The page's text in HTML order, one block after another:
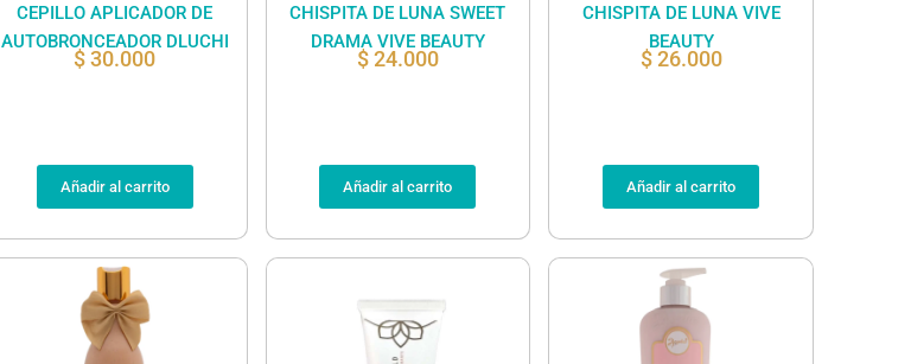
CEPILLO APLICADOR DE
AUTOBRONCEADOR DLUCHI
$30.000
Añadir al carrito
CHISPITA DE LUNA SWEET
DRAMA VIVE BEAUTY
$24.000
Añadir al carrito
CHISPITA DE LUNA VIVE
BEAUTY
$26.000
Añadir al carrito